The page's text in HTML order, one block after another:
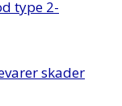
type 2-
skader